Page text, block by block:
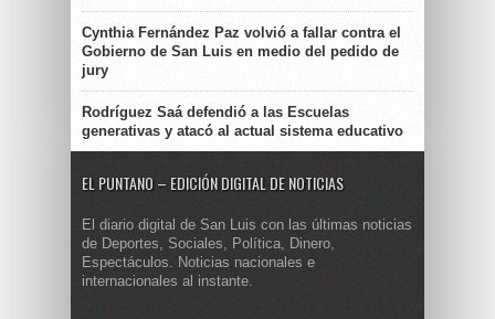
Cynthia Fernández Paz volvió a fallar contra el
Gobierno de San Luis en medio del pedido de
jury
Rodríguez Saá defendió a las Escuelas
generativas y atacó al actual sistema educativo
EL PUNTANO – EDICIÓN DIGITAL DE NOTICIAS
El diario digital de San Luis con las últimas noticias
de Deportes, Sociales, Política, Dinero,
Espectáculos. Noticias nacionales e
internacionales al instante.